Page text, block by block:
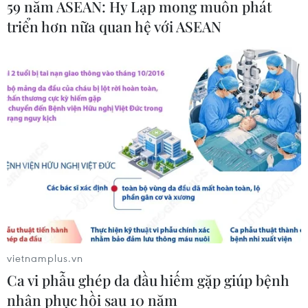
Biểu tình tại Iraq tiếp tục diễn biến phức
tạp, 53 người đã tử vong
Một số nhân chứng có mặt tại hiện trường cho biết đã
nghe thấy tiếng nổ giống tiếng súng bắn tỉa ở một số
địa điểm thuộc khu vực trung tâm Baghdad.
59 năm ASEAN: Hy Lạp mong muốn phát
triển hơn nữa quan hệ với ASEAN
vietnamplus.vn
Ca vi phẫu ghép da đầu hiếm gặp giúp bệnh
nhân phục hồi sau 10 năm